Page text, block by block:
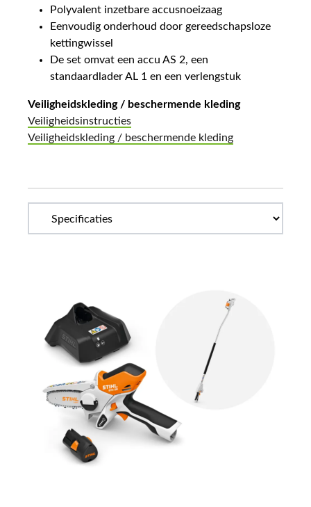
Polyvalent inzetbare accusnoeizaag
Eenvoudig onderhoud door gereedschapsloze
kettingwissel
De set omvat een accu AS 2, een
standaardlader AL 1 en een verlengstuk
Veiligheidskleding / beschermende kleding
Veiligheidsinstructies
Veiligheidskleding / beschermende kleding